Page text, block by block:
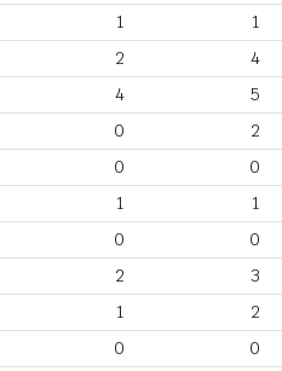
1 1
2 4
4 5
0 2
0 0
1 1
0 0
2 3
1 2
0 0